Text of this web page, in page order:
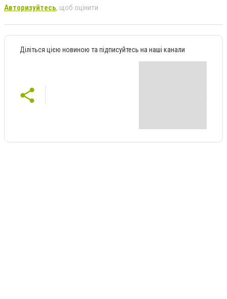
Авторизуйтесь, щоб оцінити
Діліться цією новиною та підписуйтесь на наші канали